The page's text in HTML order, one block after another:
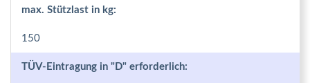
max. Stützlast in kg:
150
TÜV-Eintragung in "D" erforderlich: